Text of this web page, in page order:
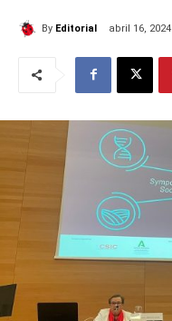
By Editorial abril 16, 2024